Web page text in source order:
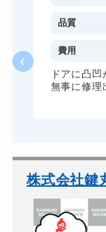
品質
費用
ドアに凸
無事に修理
株式会社鍵